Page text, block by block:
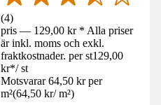
(4)
pris — 129,00 kr * Alla priser
är inkl. moms och exkl.
fraktkostnader. per st129,00
kr*/ st
Motsvarar 64,50 kr per
m²(64,50 kr/ m²)